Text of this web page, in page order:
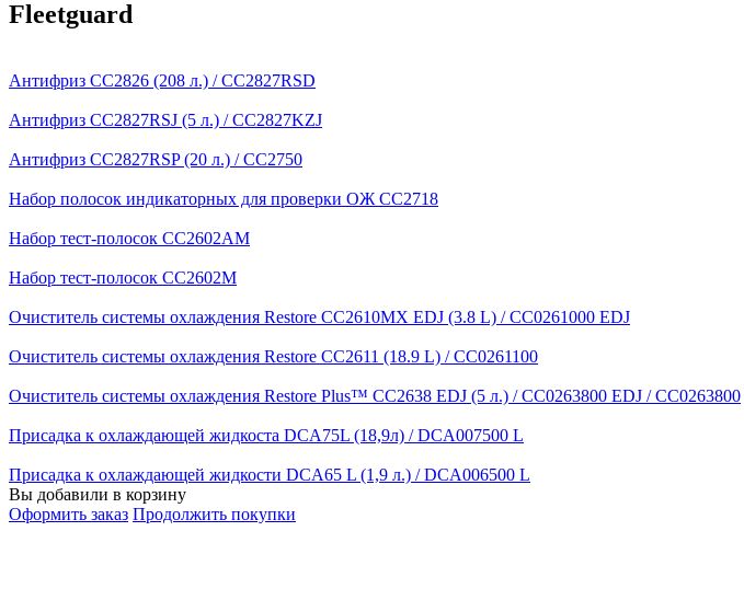
Fleetguard
Антифриз CC2826 (208 л.) / CC2827RSD
Антифриз CC2827RSJ (5 л.) / CC2827KZJ
Антифриз CC2827RSP (20 л.) / CC2750
Набор полосок индикаторных для проверки ОЖ CC2718
Набор тест-полосок CC2602AM
Набор тест-полосок CC2602M
Очиститель системы охлаждения Restore CC2610MX EDJ (3.8 L) / CC0261000 EDJ
Очиститель системы охлаждения Restore CC2611 (18.9 L) / CC0261100
Очиститель системы охлаждения Restore Plus™ CC2638 EDJ (5 л.) / CC0263800 EDJ / CC0263800
Присадка к охлаждающей жидкоста DCA75L (18,9л) / DCA007500 L
Присадка к охлаждающей жидкости DCA65 L (1,9 л.) / DCA006500 L
Вы добавили в корзину
Оформить заказ Продолжить покупки